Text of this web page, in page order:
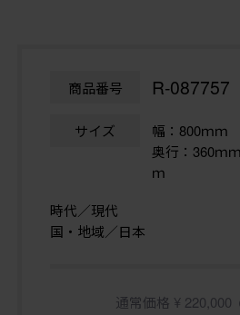
商品番号 R-087757
サイズ
幅：800ｍｍ
奥行：360ｍ
ｍ
時代／現代
国・地域／日本
通常価格 ¥ 220,000